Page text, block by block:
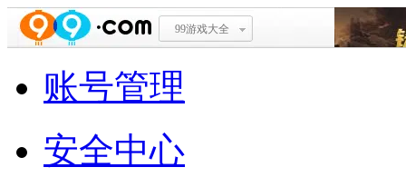
99游戏大全
账号管理
安全中心